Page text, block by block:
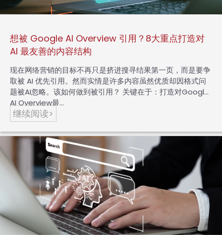
想被 Google AI Overview 引用？8大重点打造对
AI 最友善的内容结构
现在网络营销的目标不再只是挤进搜寻结果第一页，而是要争
取被 AI 优先引用。然而实情是许多内容虽然优质却因格式问
题被AI忽略。该如何做到被引用？ 关键在于：打造对Google
AI Overview最…
继续阅读>